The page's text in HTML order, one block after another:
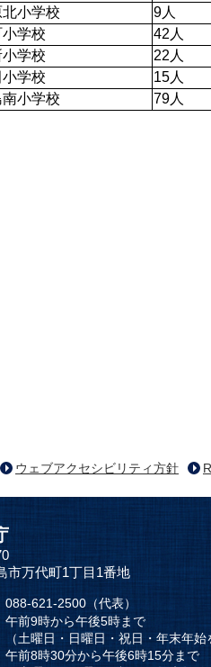
小学校 9人
小学校 42人
学校 22人
学校 15人
小学校 79人
ウェブアクセシビリティ方針
市万代町1丁目1番地
088-621-2500（代表）
午前9時から午後5時まで
（土曜日・日曜日・祝日・年末年始
午前8時30分から午後6時15分まで